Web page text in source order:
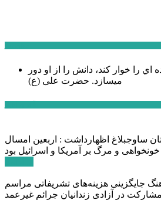
اي را خوار كند، دانش را از او دور
میسازد. حضرت علی (ع)
ساوجبلاغ اظهارداشت : اربعین امسال
جایگزینی هزینه‌های تشریفاتی مراسم
در آزادی زندانیان جرائم غیرعمد